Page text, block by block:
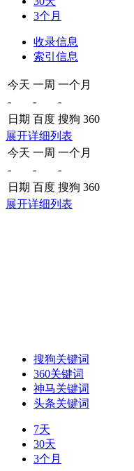
3个月
收录信息
索引信息
今天 一周 一个月
-
-
-
日期 百度 搜狗 360
展开详细列表
今天 一周 一个月
-
-
-
日期 百度 搜狗 360
展开详细列表
搜狗关键词
360关键词
神马关键词
头条关键词
7天
30天
3个月